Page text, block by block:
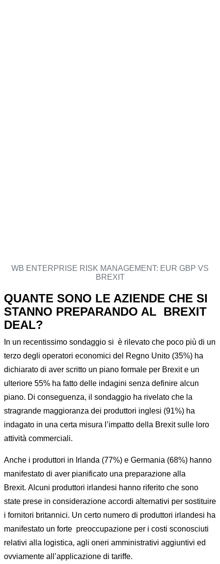
WB ENTERPRISE RISK MANAGEMENT: EUR GBP VS
BREXIT
QUANTE SONO LE AZIENDE CHE SI
STANNO PREPARANDO AL BREXIT
DEAL?
In un recentissimo sondaggio si è rilevato che poco più di un
terzo degli operatori economici del Regno Unito (35%) ha
dichiarato di aver scritto un piano formale per Brexit e un
ulteriore 55% ha fatto delle indagini senza definire alcun
piano. Di conseguenza, il sondaggio ha rivelato che la
stragrande maggioranza dei produttori inglesi (91%) ha
indagato in una certa misura l’impatto della Brexit sulle loro
attività commerciali.
Anche i produttori in Irlanda (77%) e Germania (68%) hanno
manifestato di aver pianificato una preparazione alla
Brexit. Alcuni produttori irlandesi hanno riferito che sono
state prese in considerazione accordi alternativi per sostituire
i fornitori britannici. Un certo numero di produttori irlandesi ha
manifestato un forte preoccupazione per i costi sconosciuti
relativi alla logistica, agli oneri amministrativi aggiuntivi ed
ovviamente all’applicazione di tariffe.